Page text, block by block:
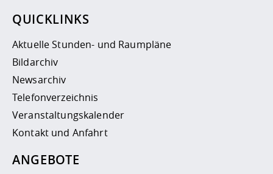
QUICKLINKS
Aktuelle Stunden- und Raumpläne
Bildarchiv
Newsarchiv
Telefonverzeichnis
Veranstaltungskalender
Kontakt und Anfahrt
ANGEBOTE